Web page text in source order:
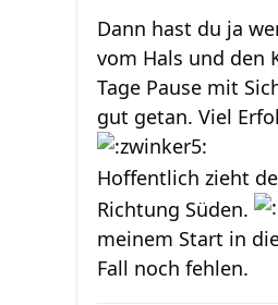
Dann hast du ja
vom Hals und den
Tage Pause mit
gut getan. Viel
Hoffentlich zieht
Richtung Süden.
meinem Start in
Fall noch fehlen.